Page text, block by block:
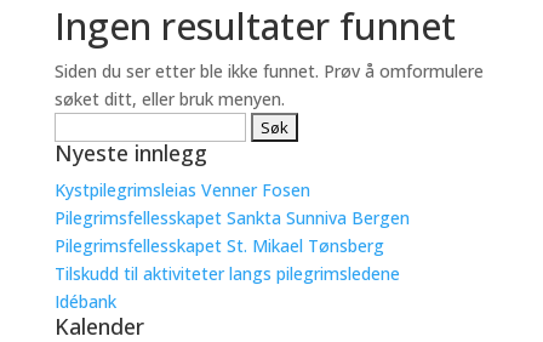
Ingen resultater funnet
Siden du ser etter ble ikke funnet. Prøv å omformulere
søket ditt, eller bruk menyen.
etter:
Nyeste innlegg
Kystpilegrimsleias Venner Fosen
Pilegrimsfellesskapet Sankta Sunniva Bergen
Pilegrimsfellesskapet St. Mikael Tønsberg
Tilskudd til aktiviteter langs pilegrimsledene
Idébank
Kalender